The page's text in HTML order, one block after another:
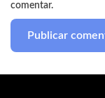
comentar.